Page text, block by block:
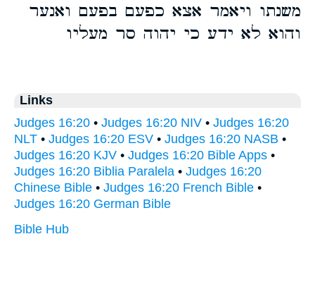
משנתו ויאמר אצא כפעם בפעם ואנער
והוא לא ידע כי יהוה סר מעליו
Links
Judges 16:20 • Judges 16:20 NIV • Judges 16:20
NLT • Judges 16:20 ESV • Judges 16:20 NASB •
Judges 16:20 KJV • Judges 16:20 Bible Apps •
Judges 16:20 Biblia Paralela • Judges 16:20
Chinese Bible • Judges 16:20 French Bible •
Judges 16:20 German Bible
Bible Hub